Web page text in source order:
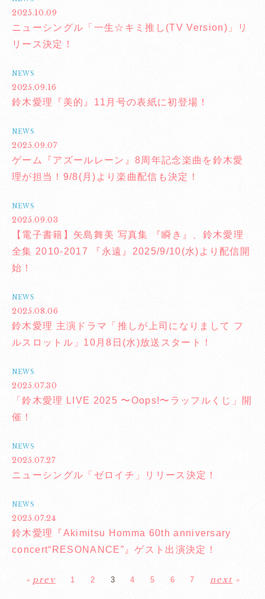
2025.10.09
ニューシングル「一生☆キミ推し(TV Version)」リ
リース決定！
NEWS
2025.09.16
鈴木愛理『美的』11月号の表紙に初登場！
NEWS
2025.09.07
ゲーム『アズールレーン』8周年記念楽曲を鈴木愛
理が担当！9/8(月)より楽曲配信も決定！
NEWS
2025.09.03
【電子書籍】矢島舞美 写真集 『瞬き』、鈴木愛理
全集 2010-2017 『永遠』2025/9/10(水)より配信開
始！
NEWS
2025.08.06
鈴木愛理 主演ドラマ「推しが上司になりまして フ
ルスロットル」10月8日(水)放送スタート！
NEWS
2025.07.30
「鈴木愛理 LIVE 2025 〜Oops!〜ラッフルくじ」開
催！
NEWS
2025.07.27
ニューシングル「ゼロイチ」リリース決定！
NEWS
2025.07.24
鈴木愛理『Akimitsu Homma 60th anniversary
concert“RESONANCE”』ゲスト出演決定！
« prev 1 2 3 4 5 6 7 next »